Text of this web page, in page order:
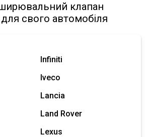
клапан
свого автомобіля
Infiniti
Iveco
Lancia
Land Rover
Lexus